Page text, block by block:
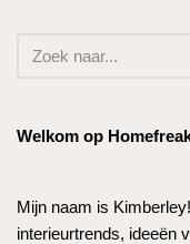
Welkom op
Mijn naam is
interieurtrends, ideeën